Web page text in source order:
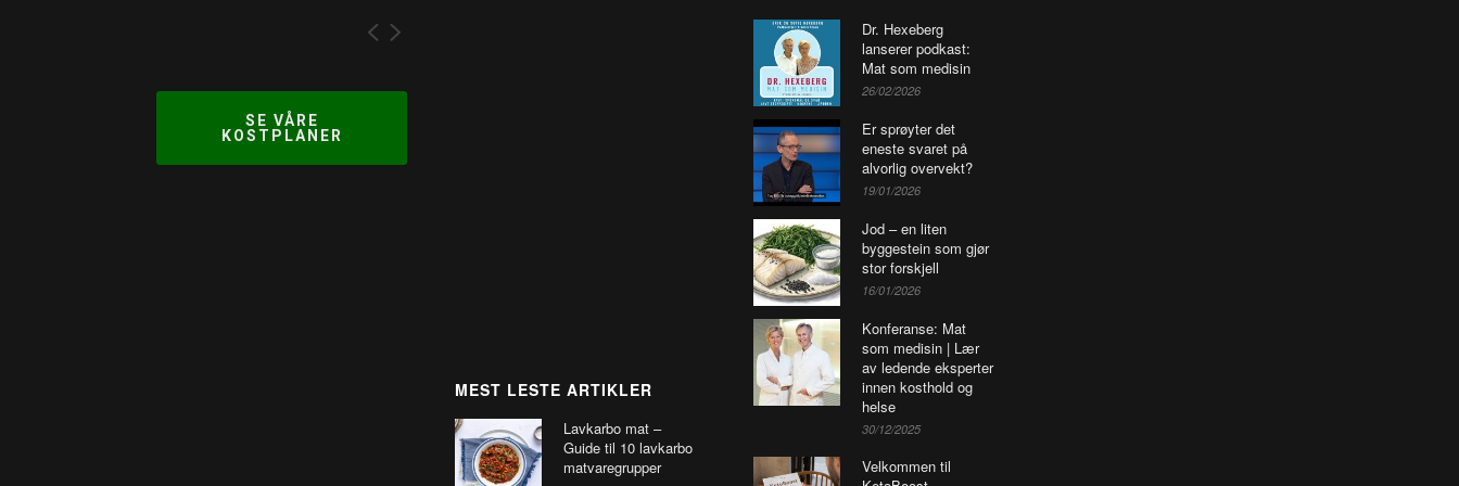
SE VÅRE
KOSTPLANER
MEST LESTE ARTIKLER
Lavkarbo mat –
Guide til 10 lavkarbo
matvaregrupper
Dr. Hexeberg
lanserer podkast:
Mat som medisin
26/02/2026
Er sprøyter det
eneste svaret på
alvorlig overvekt?
19/01/2026
Jod – en liten
byggestein som gjør
stor forskjell
16/01/2026
Konferanse: Mat
som medisin | Lær
av ledende eksperter
innen kosthold og
helse
30/12/2025
Velkommen til